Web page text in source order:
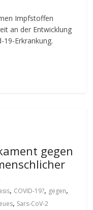
Impfstoffen
an der Entwicklung
Erkrankung.
gegen
, COVID-19?, gegen,
, Sars-CoV-2